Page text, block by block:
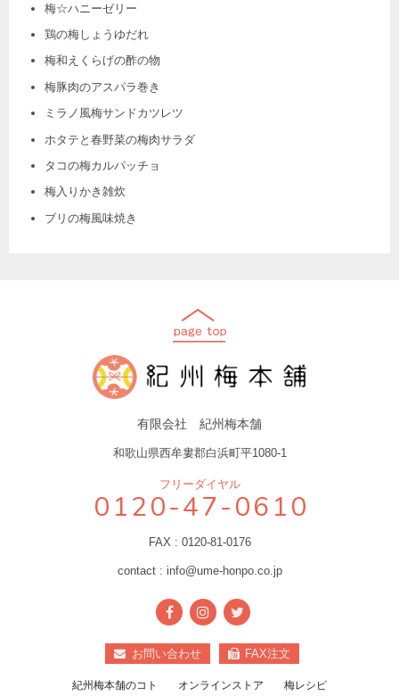
梅☆ハニーゼリー
鶏の梅しょうゆだれ
梅和えくらげの酢の物
梅豚肉のアスパラ巻き
ミラノ風梅サンドカツレツ
ホタテと春野菜の梅肉サラダ
タコの梅カルパッチョ
梅入りかき雑炊
ブリの梅風味焼き
有限会社 紀州梅本舗
和歌山県西牟婁郡白浜町平1080-1
フリーダイヤル
0120-47-0610
FAX : 0120-81-0176
contact : info@ume-honpo.co.jp
お問い合わせ FAX注文
紀州梅本舗のコト オンラインストア 梅レシピ